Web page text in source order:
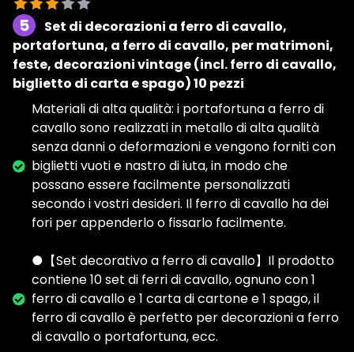
5
Set di decorazioni a ferro di cavallo,
portafortuna, a ferro di cavallo, per matrimoni,
feste, decorazioni vintage (incl. ferro di cavallo,
biglietto di carta e spago) 10 pezzi
Materiali di alta qualità: i portafortuna a ferro di
cavallo sono realizzati in metallo di alta qualità
senza danni o deformazioni e vengono forniti con
biglietti vuoti e nastro di iuta, in modo che
possano essere facilmente personalizzati
secondo i vostri desideri. Il ferro di cavallo ha dei
fori per appenderlo o fissarlo facilmente.
●【Set decorativo a ferro di cavallo】Il prodotto
contiene 10 set di ferri di cavallo, ognuno con 1
ferro di cavallo e 1 carta di cartone e 1 spago, il
ferro di cavallo è perfetto per decorazioni a ferro
di cavallo o portafortuna, ecc.